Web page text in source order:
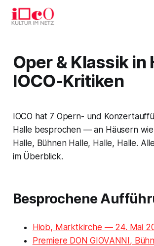
Oper & Klassik in
IOCO-Kritiken
IOCO hat 7 Opern- und
Halle besprochen — an Häusern
Halle, Bühnen Halle, Halle, Halle.
im Überblick.
Besprochene
Hiob, Marktkirche — 24. Mai
Premiere DON GIOVANNI,